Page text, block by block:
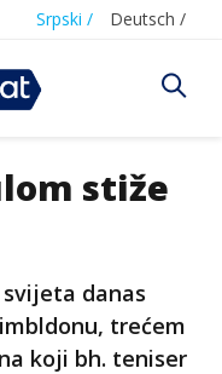
Srpski / Deutsch /
stiže
danas
trećem
koji bh. teniser